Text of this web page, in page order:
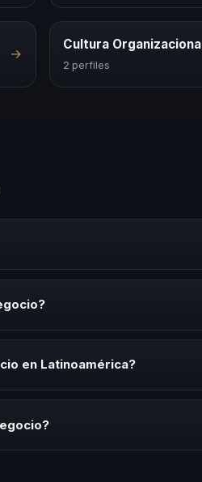
→
Cultura Organizacional
2 perfiles
en Latinoamérica?